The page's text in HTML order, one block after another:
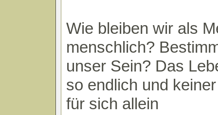
Wie bleiben wir als
menschlich?
unser Sein? Das
so endlich und
für sich allein